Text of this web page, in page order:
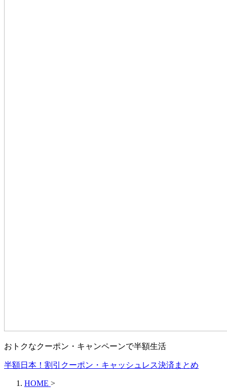
おトクなクーポン・キャンペーンで半額生活
半額日本！割引クーポン・キャッシュレス決済まとめ
HOME >